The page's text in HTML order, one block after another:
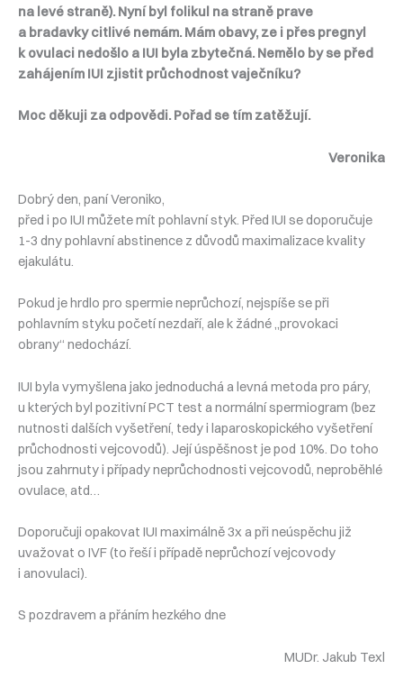
na levé straně). Nyní byl folikul na straně prave
a bradavky citlivé nemám. Mám obavy, ze i přes pregnyl
k ovulaci nedošlo a IUI byla zbytečná. Nemělo by se před
zahájením IUI zjistit průchodnost vaječníku?
Moc děkuji za odpovědi. Pořad se tím zatěžují.
Veronika
Dobrý den, paní Veroniko,
před i po IUI můžete mít pohlavní styk. Před IUI se doporučuje
1-3 dny pohlavní abstinence z důvodů maximalizace kvality
ejakulátu.
Pokud je hrdlo pro spermie neprůchozí, nejspíše se při
pohlavním styku početí nezdaří, ale k žádné „provokaci
obrany“ nedochází.
IUI byla vymyšlena jako jednoduchá a levná metoda pro páry,
u kterých byl pozitivní PCT test a normální spermiogram (bez
nutnosti dalších vyšetření, tedy i laparoskopického vyšetření
průchodnosti vejcovodů). Její úspěšnost je pod 10%. Do toho
jsou zahrnuty i případy neprůchodnosti vejcovodů, neproběhlé
ovulace, atd…
Doporučuji opakovat IUI maximálně 3x a při neúspěchu již
uvažovat o IVF (to řeší i případě neprůchozí vejcovody
i anovulaci).
S pozdravem a přáním hezkého dne
MUDr. Jakub Texl